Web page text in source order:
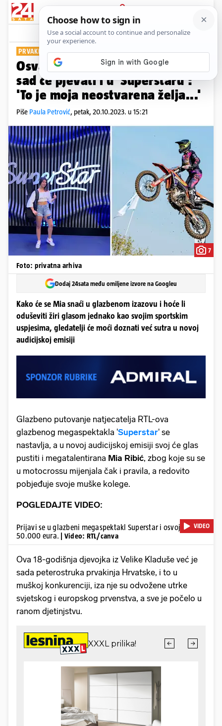
PRIJAVA
Show Komentari
PRVAKINJA HRVATSKE U MOTOCROSSU
Osvajala je utrke na motoru, a
sad će pjevati i u 'Superstaru':
'To je moja neostvarena želja...'
Piše Paula Petrović, petak, 20.10.2023. u 15:21
7
Foto: privatna arhiva
Dodaj 24sata među omiljene izvore na Googleu
Kako će se Mia snaći u glazbenom izazovu i hoće li
oduševiti žiri glasom jednako kao svojim sportskim
uspjesima, gledatelji će moći doznati već sutra u novoj
audicijskoj emisiji
Glazbeno putovanje natjecatelja RTL-ova
glazbenog megaspektakla 'Superstar' se
nastavlja, a u novoj audicijskoj emisiji svoj će glas
pustiti i megatalentirana Mia Ribić, zbog koje su se
u motocrossu mijenjala čak i pravila, a redovito
pobjeđuje svoje muške kolege.
POGLEDAJTE VIDEO:
VIDEO
Prijavi se u glazbeni megaspektakl Superstar i osvoji
50.000 eura.
| Video: RTL/canva
Ova 18-godišnja djevojka iz Velike Kladuše već je
sada peterostruka prvakinja Hrvatske, i to u
muškoj konkurenciji, iza nje su odvožene utrke
svjetskog i europskog prvenstva, a sve je počelo u
ranom djetinjstvu.